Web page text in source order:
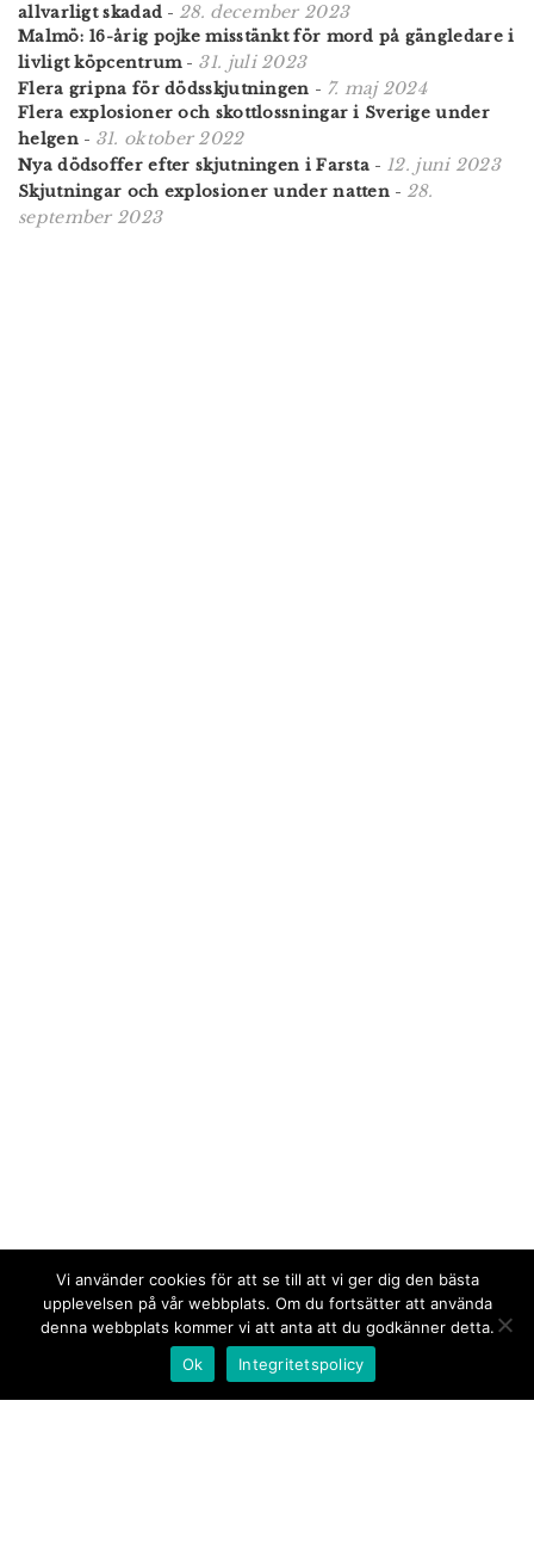
allvarligt skadad - 28. december 2023
Malmö: 16-årig pojke misstänkt för mord på gängledare i
livligt köpcentrum- 31. juli 2023
Flera gripna för dödsskjutningen - 7. maj 2024
Flera explosioner och skottlossningar i Sverige under
helgen- 31. oktober 2022
Nya dödsoffer efter skjutningen i Farsta - 12. juni 2023
Skjutningar och explosioner under natten - 28.
september 2023
Vi använder cookies för att se till att vi ger dig den bästa
upplevelsen på vår webbplats. Om du fortsätter att använda
denna webbplats kommer vi att anta att du godkänner detta.
Ok
Integritetspolicy